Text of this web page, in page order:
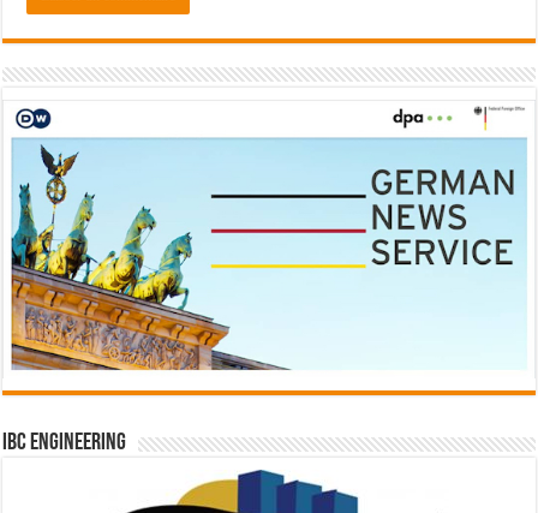
IBC Engineering